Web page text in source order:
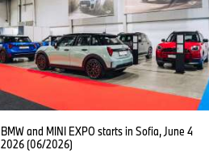
BMW and MINI EXPO starts in Sofia, June 4
2026 (06/2026)